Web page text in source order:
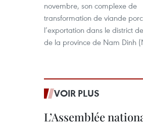
novembre, son complexe de
transformation de viande
l’exportation dans le district
de la province de Nam Dinh
VOIR PLUS
L’Assemblée